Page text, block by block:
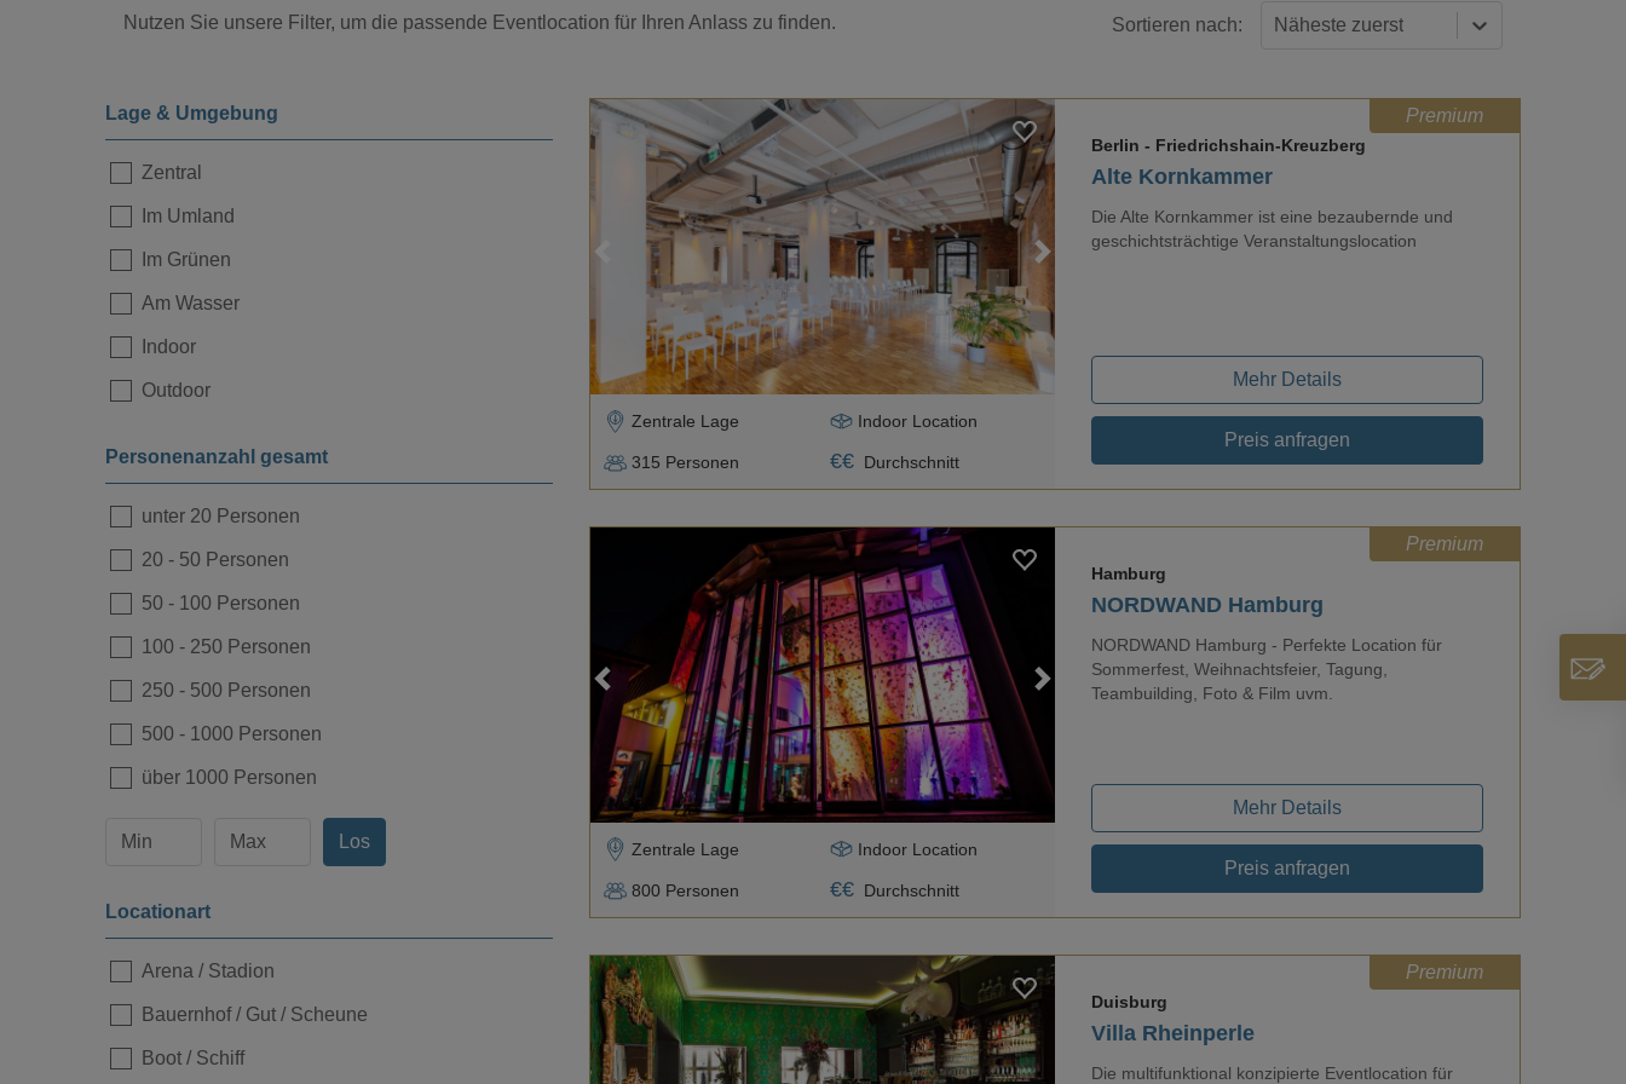
Nutzen Sie unsere Filter, um die passende Eventlocation für Ihren Anlass zu finden. Sortieren nach: Näheste zuerst
Lage & Umgebung
Zentral
Im Umland
Im Grünen
Am Wasser
Indoor
Outdoor
Personenanzahl gesamt
unter 20 Personen
20 - 50 Personen
50 - 100 Personen
100 - 250 Personen
250 - 500 Personen
500 - 1000 Personen
über 1000 Personen
Los
Locationart
Arena / Stadion
Bauernhof / Gut / Scheune
Boot / Schiff
Loading... Loading...
Zentrale Lage Indoor Location
315 Personen €€ Durchschnitt
Premium
Alte Kornkammer
Berlin - Friedrichshain-Kreuzberg
Die Alte Kornkammer ist eine bezaubernde und
geschichtsträchtige Veranstaltungslocation
Mehr Details
Preis anfragen
Loading... Loading...
Zentrale Lage Indoor Location
800 Personen €€ Durchschnitt
Premium
NORDWAND Hamburg
Hamburg
NORDWAND Hamburg - Perfekte Location für
Sommerfest, Weihnachtsfeier, Tagung,
Teambuilding, Foto & Film uvm.
Mehr Details
Preis anfragen
Premium
Villa Rheinperle
Duisburg
Die multifunktional konzipierte Eventlocation für